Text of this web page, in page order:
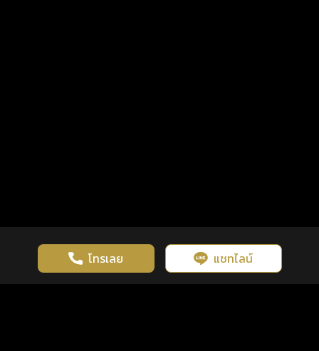
โทรเลย แชทไลน์
เว็บไซต์นี้มีการใช้งานคุกกี้ เพื่อเพิ่มประสิทธิภาพและประสบการณ์ที่ดี
ในการใช้งานเว็บไซต์ นโยบายความเป็นส่วนตัว
รู้ก่อน พร้อมกว่า ทุกจังหวะชีวิต คลิกดูดวงฟรี